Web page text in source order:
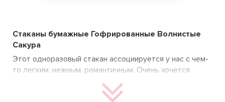
Стаканы бумажные Гофрированные Волнистые
Сакура
Этот одноразовый стакан ассоциируется у нас с чем-
то легким, нежным, романтичным. Очень хочется
подавать в нем кофе и обязательно с добавлением
молока. Гофрированный стакан розового цвета и